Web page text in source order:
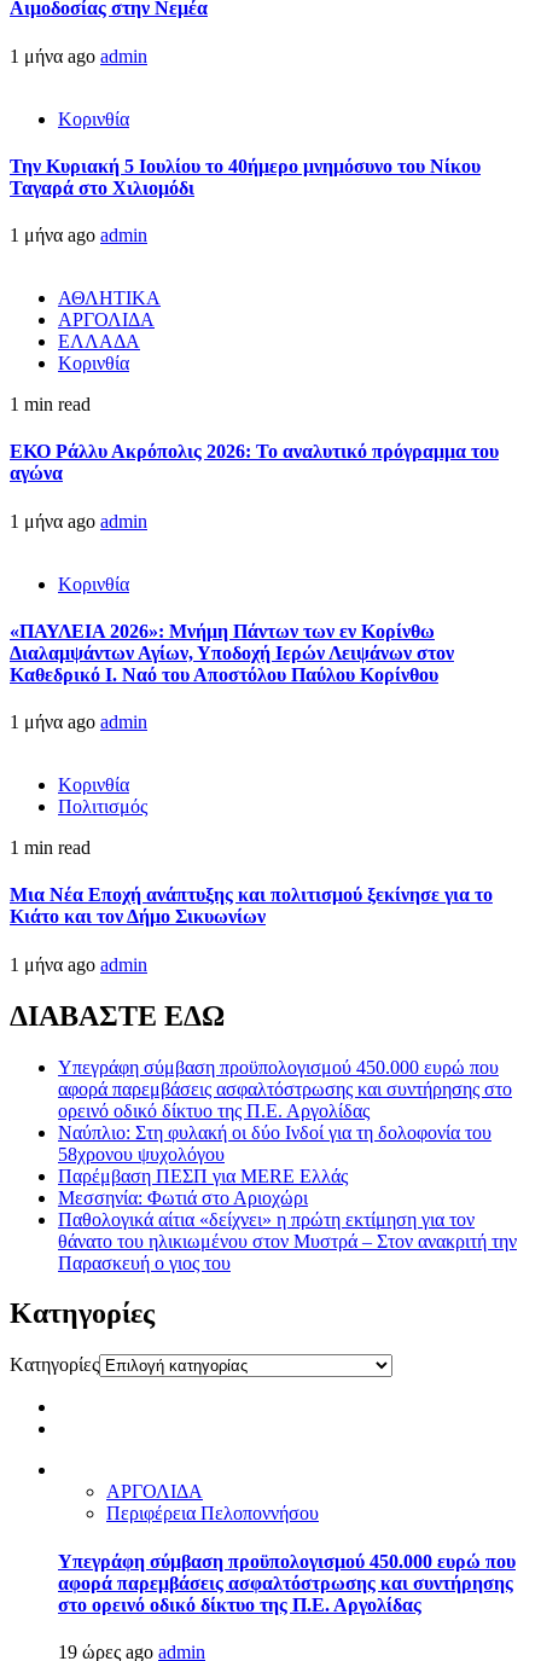
Αιμοδοσίας στην Νεμέα
1 μήνα ago admin
Κορινθία
Την Κυριακή 5 Ιουλίου το 40ήμερο μνημόσυνο του Νίκου
Ταγαρά στο Χιλιομόδι
1 μήνα ago admin
ΑΘΛΗΤΙΚΑ
ΑΡΓΟΛΙΔΑ
ΕΛΛΑΔΑ
Κορινθία
1 min read
ΕΚΟ Ράλλυ Ακρόπολις 2026: Το αναλυτικό πρόγραμμα του
αγώνα
1 μήνα ago admin
Κορινθία
«ΠΑΥΛΕΙΑ 2026»: Μνήμη Πάντων των εν Κορίνθω
Διαλαμψάντων Αγίων, Υποδοχή Ιερών Λειψάνων στον
Καθεδρικό Ι. Ναό του Αποστόλου Παύλου Κορίνθου
1 μήνα ago admin
Κορινθία
Πολιτισμός
1 min read
Μια Νέα Εποχή ανάπτυξης και πολιτισμού ξεκίνησε για το
Κιάτο και τον Δήμο Σικυωνίων
1 μήνα ago admin
ΔΙΑΒΑΣΤΕ ΕΔΩ
Υπεγράφη σύμβαση προϋπολογισμού 450.000 ευρώ που
αφορά παρεμβάσεις ασφαλτόστρωσης και συντήρησης στο
ορεινό οδικό δίκτυο της Π.Ε. Αργολίδας
Ναύπλιο: Στη φυλακή οι δύο Ινδοί για τη δολοφονία του
58χρονου ψυχολόγου
Παρέμβαση ΠΕΣΠ για MERE Ελλάς
Μεσσηνία: Φωτιά στο Αριοχώρι
Παθολογικά αίτια «δείχνει» η πρώτη εκτίμηση για τον
θάνατο του ηλικιωμένου στον Μυστρά – Στον ανακριτή την
Παρασκευή ο γιος του
Kατηγορίες
Kατηγορίες
ΑΡΓΟΛΙΔΑ
Περιφέρεια Πελοποννήσου
Υπεγράφη σύμβαση προϋπολογισμού 450.000 ευρώ που
αφορά παρεμβάσεις ασφαλτόστρωσης και συντήρησης
στο ορεινό οδικό δίκτυο της Π.Ε. Αργολίδας
19 ώρες ago admin